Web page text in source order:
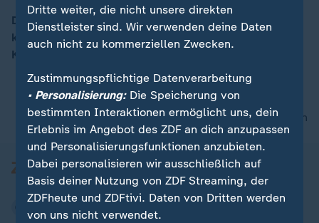
00:16
Die Ampel-Koalition aus SPD, Grünen und FDP ist nach
knapp drei Jahren im Amt gescheitert. ZDF-
Korrespondentin Buchholz berichtet aus Berlin.
nach oben
Dritte weiter, die nicht unsere direkten
Dienstleister sind. Wir verwenden deine Daten
auch nicht zu kommerziellen Zwecken.
Zustimmungspflichtige Datenverarbeitung
• Personalisierung:Die Speicherung von
bestimmten Interaktionen ermöglicht uns, dein
Erlebnis im Angebot des ZDF an dich anzupassen
und Personalisierungsfunktionen anzubieten.
Dabei personalisieren wir ausschließlich auf
Basis deiner Nutzung von ZDF Streaming, der
ZDFheute und ZDFtivi. Daten von Dritten werden
von uns nicht verwendet.